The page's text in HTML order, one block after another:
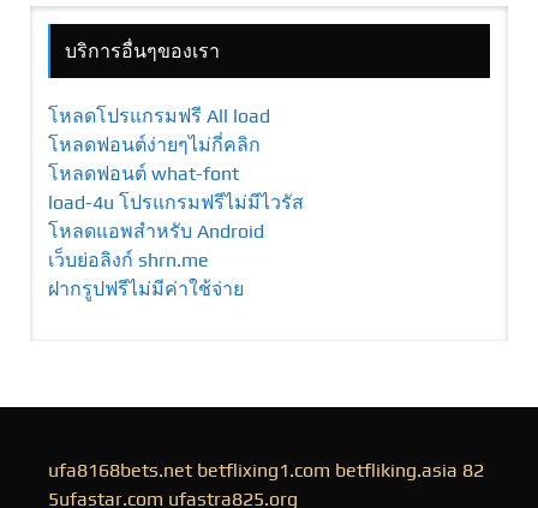
บริการอื่นๆของเรา
โหลดโปรแกรมฟรี All load
โหลดฟอนต์ง่ายๆไม่กี่คลิก
โหลดฟอนต์ what-font
load-4u โปรแกรมฟรีไม่มีไวรัส
โหลดแอพสำหรับ Android
เว็บย่อลิงก์ shrn.me
ฝากรูปฟรีไม่มีค่าใช้จ่าย
ufa8168bets.net betflixing1.com betfliking.asia 82
5ufastar.com ufastra825.org